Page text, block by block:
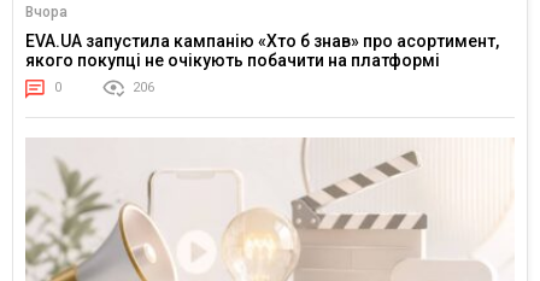
Вчора
EVA.UA запустила кампанію «Хто б знав» про асортимент,
якого покупці не очікують побачити на платформі
0 206